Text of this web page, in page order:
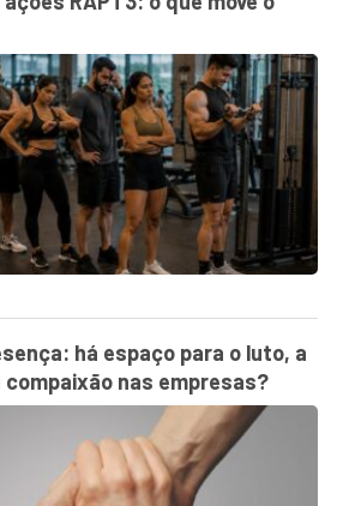
há espaço para o luto, a
nas empresas?